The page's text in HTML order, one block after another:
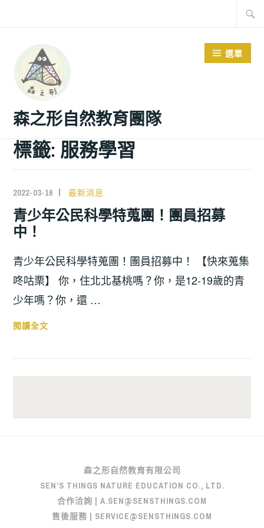
森之形自然教育團隊
選單
標籤: 服務學習
2022-03-16 最新消息
青少年公民科學特蒐團！團員招募
中！
青少年公民科學特蒐團！團員招募中！ 【快來蒐集
咚咕栗】 你，住北北基桃嗎？你，是12-19歲的青
少年嗎？你，還 …
閱讀全文
森之形自然教育有限公司
SEN’S THINGS NATURE EDUCATION CO., LTD.
合作洽詢 | A.SEN@SENSTHINGS.COM
售後服務 | SERVICE@SENSTHINGS.COM